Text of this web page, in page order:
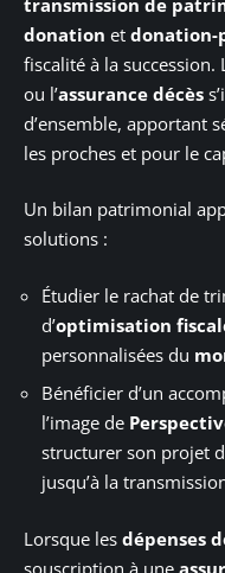
donation et donation-
fiscalité à la succession.
ou l’assurance décès
d’ensemble, apportant
les proches et pour le
Un bilan patrimonial
solutions :
Étudier le rachat de
d’optimisation
personnalisées du
Bénéficier d’un
l’image de
structurer son projet
jusqu’à la
Lorsque les dépenses
souscription à une